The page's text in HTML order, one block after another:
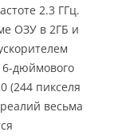
2.3 ГГц.
ОЗУ в 2ГБ и
дюймового
(244 пикселя
весьма